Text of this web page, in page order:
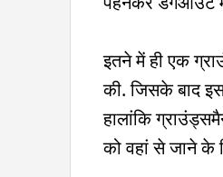
इतने में ही एक
की. जिसके बाद
हालांकि
को वहां से जाने के